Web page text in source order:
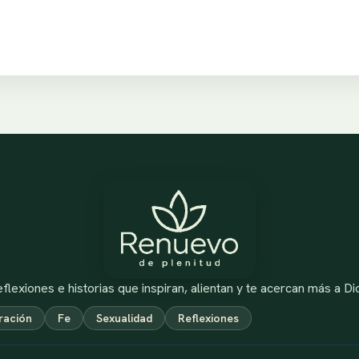
e historias que inspiran, alientan y te acercan más a
Fe Sexualidad Reflexiones